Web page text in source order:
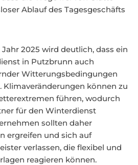
Ablauf des Tagesgeschäfts
2025 wird deutlich, dass ein
in Putzbrunn auch
Witterungsbedingungen
können zu
führen, wodurch
für den Winterdienst
sollten daher
ergreifen und sich auf
verlassen, die flexibel und
reagieren können.